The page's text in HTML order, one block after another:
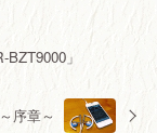
」
序章～